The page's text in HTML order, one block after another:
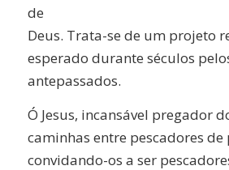
de
Deus. Trata-se de um projeto
esperado durante séculos
antepassados.
Ó Jesus, incansável pregador
caminhas entre pescadores de
convidando-os a ser